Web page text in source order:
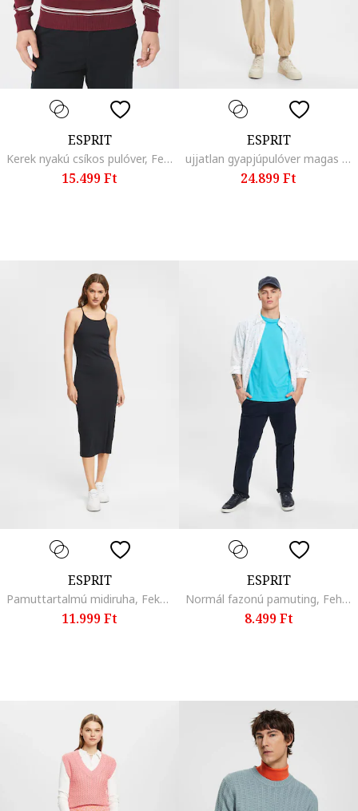
ESPRIT
Kerek nyakú csíkos pulóver, Fehér/Bordó
15.499 Ft
ESPRIT
ujjatlan gyapjúpulóver magas gallérral, Rózsaszín
24.899 Ft
ESPRIT
Pamuttartalmú midiruha, Fekete
11.999 Ft
ESPRIT
Normál fazonú pamuting, Fehér/Halványzöld/Kék
8.499 Ft